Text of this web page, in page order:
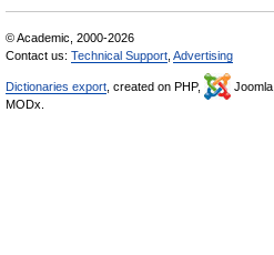
© Academic, 2000-2026
Contact us: Technical Support Advertising
Dictionaries export , created on PHP, Joomla,
MODx.